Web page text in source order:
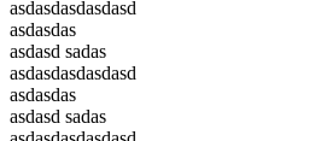
asdasdasdasdasd
asdasdas
asdasd sadas
asdasdasdasdasd
asdasdas
asdasd sadas